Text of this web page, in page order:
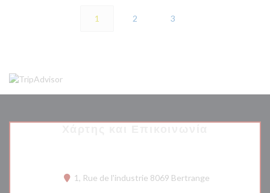
1 2 3
1, Rue de l'industrie 8069 Bertrange